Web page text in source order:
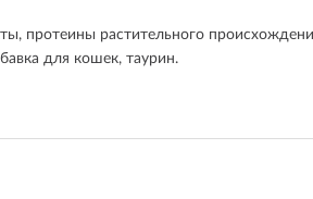
растительного
для кошек, таурин.